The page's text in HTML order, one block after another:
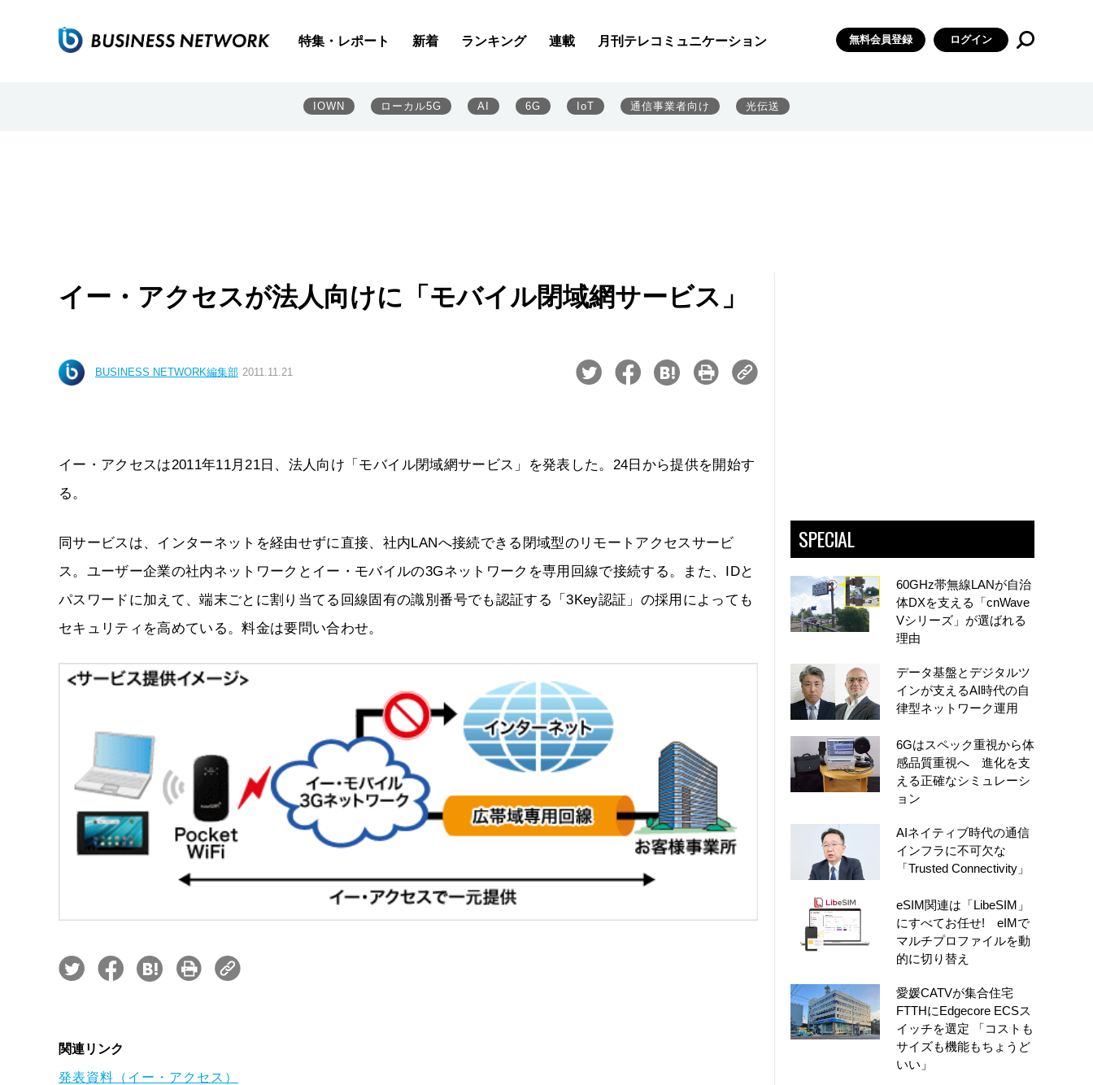
特集・レポート 新着 ランキング 連載 月刊テレコミュニケーション 無料会員登録 ログイン
IOWN ローカル5G AI 6G IoT 通信事業者向け 光伝送
イー・アクセスが法人向けに「モバイル閉域網サービス」
BUSINESS NETWORK編集部 2011.11.21
イー・アクセスは2011年11月21日、法人向け「モバイル閉域網サービス」を発表した。24日から提供を開始す
る。
同サービスは、インターネットを経由せずに直接、社内LANへ接続できる閉域型のリモートアクセスサービ
ス。ユーザー企業の社内ネットワークとイー・モバイルの3Gネットワークを専用回線で接続する。また、IDと
パスワードに加えて、端末ごとに割り当てる回線固有の識別番号でも認証する「3Key認証」の採用によっても
セキュリティを高めている。料金は要問い合わせ。
関連リンク
発表資料（イー・アクセス）
SPECIAL
60GHz帯無線LANが自治
体DXを支える「cnWave
Vシリーズ」が選ばれる
理由
データ基盤とデジタルツ
インが支えるAI時代の自
律型ネットワーク運用
6Gはスペック重視から体
感品質重視へ 進化を支
える正確なシミュレーシ
ョン
AIネイティブ時代の通信
インフラに不可欠な
「Trusted Connectivity」
eSIM関連は「LibeSIM」
にすべてお任せ! eIMで
マルチプロファイルを動
的に切り替え
愛媛CATVが集合住宅
FTTHにEdgecore ECSス
イッチを選定 「コストも
サイズも機能もちょうど
いい」